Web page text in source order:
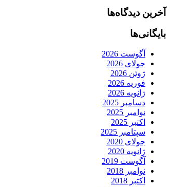
آخرین دیدگاه‌ها
بایگانی‌ها
آگوست 2026
جولای 2026
ژوئن 2026
فوریه 2026
ژانویه 2026
دسامبر 2025
نوامبر 2025
اکتبر 2025
سپتامبر 2025
جولای 2020
ژانویه 2020
آگوست 2019
نوامبر 2018
اکتبر 2018